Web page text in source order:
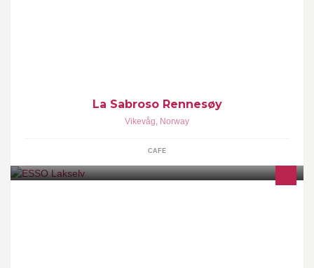
La Sabroso Rennesøy
Vikevåg, Norway
CAFE